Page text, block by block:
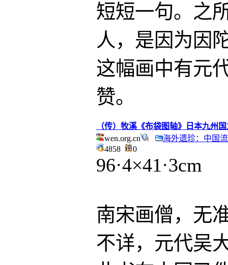
短短一句。之
人，是因为因
这幅画中有元
赞。
（传）牧溪《布袋图轴》日本九州
wen.org.cn
海外遗珍：中国
4858
0
96·4×41·3cm
南宋画僧，无
不详，元代吴